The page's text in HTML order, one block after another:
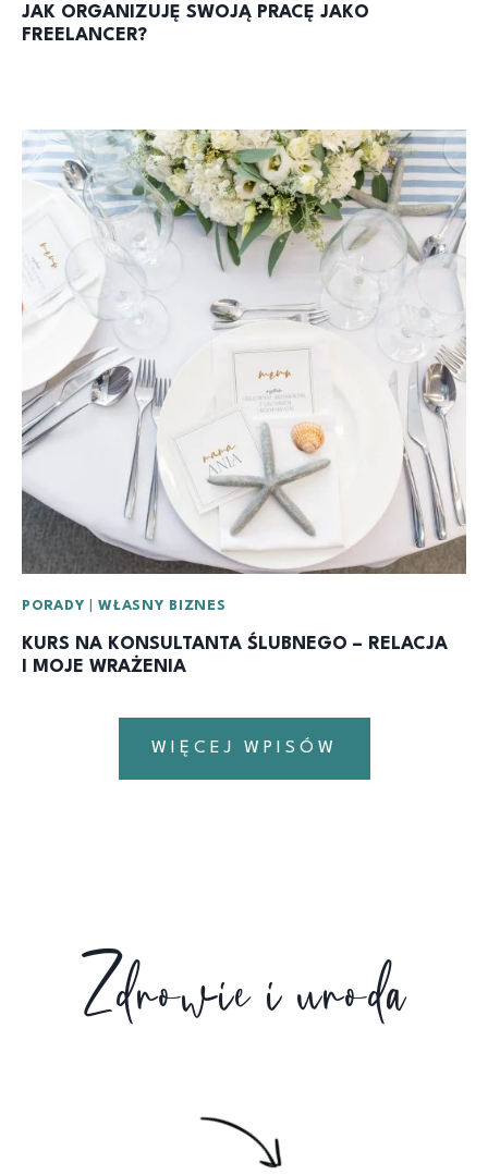
JAK ORGANIZUJĘ SWOJĄ PRACĘ JAKO
FREELANCER?
PORADY |WŁASNY BIZNES
KURS NA KONSULTANTA ŚLUBNEGO – RELACJA
I MOJE WRAŻENIA
WIĘCEJ WPISÓW
Zdrowie i uroda